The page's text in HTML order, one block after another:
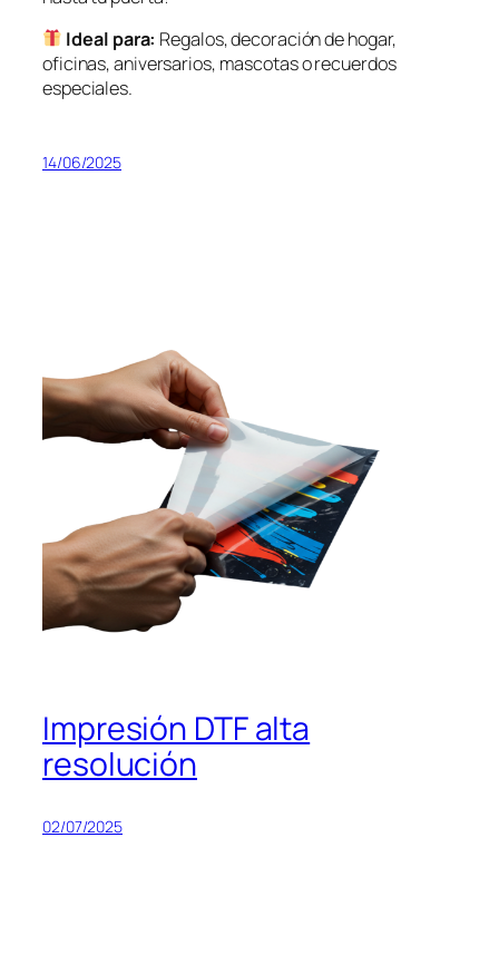
Ideal para: Regalos, decoración de hogar,
oficinas, aniversarios, mascotas o recuerdos
especiales.
14/06/2025
Impresión DTF alta
resolución
02/07/2025